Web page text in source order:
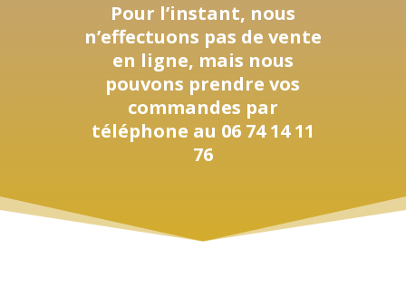
Pour l’instant, nous
n’effectuons pas de vente
en ligne, mais nous
pouvons prendre vos
commandes par
téléphone au 06 74 14 11
76